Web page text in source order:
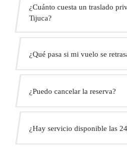
¿Cuánto cuesta un traslado
Tijuca?
Usa nuestro formulario de reserva
fijo al instante. Sin cargos ocultos.
¿Qué pasa si mi vuelo se
conductor ajustará automáticamente
sin coste adicional.
¿Puedo cancelar la reserva?
recogida.
¿Hay servicio disponible las